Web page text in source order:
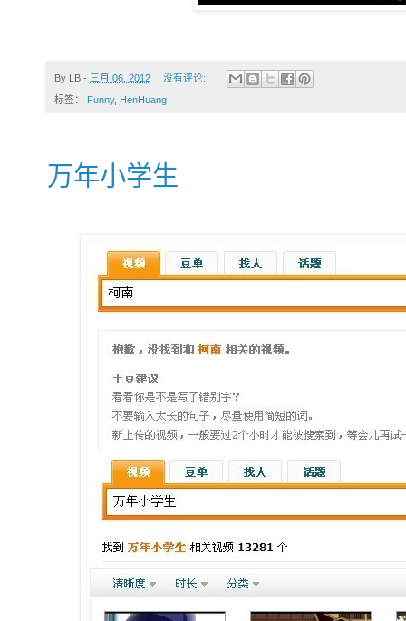
By LB - 三月 06, 2012 没有评论:
标签： Funny, HenHuang
万年小学生